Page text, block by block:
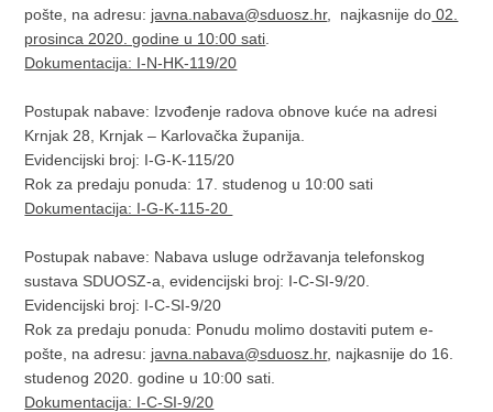
pošte, na adresu: javna.nabava@sduosz.hr, najkasnije do 02.
prosinca 2020. godine u 10:00 sati
Dokumentacija: I-N-HK-119/20
Postupak nabave: Izvođenje radova obnove kuće na adresi
Krnjak 28, Krnjak – Karlovačka županija.
Evidencijski broj: I-G-K-115/20
Rok za predaju ponuda: 17. studenog u 10:00 sati
Dokumentacija: I-G-K-115-20
Postupak nabave: Nabava usluge održavanja telefonskog
sustava SDUOSZ-a, evidencijski broj: I-C-SI-9/20.
Evidencijski broj: I-C-SI-9/20
Rok za predaju ponuda: Ponudu molimo dostaviti putem e-
pošte, na adresu: javna.nabava@sduosz.hr, najkasnije do 16.
studenog 2020. godine u 10:00 sati.
Dokumentacija: I-C-SI-9/20